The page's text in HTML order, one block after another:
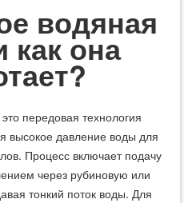
водяная
как она
передовая технология
высокое давление воды для
Процесс включает подачу
через рубиновую или
тонкий поток воды. Для